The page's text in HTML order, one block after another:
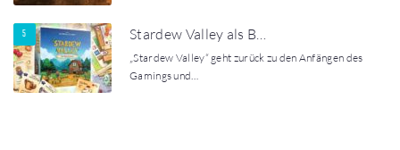
Stardew Valley als B…
„Stardew Valley“ geht zurück zu den Anfängen des
Gamings und…